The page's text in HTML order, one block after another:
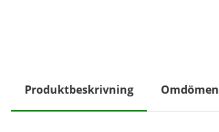
Produktbeskrivning Omdömen